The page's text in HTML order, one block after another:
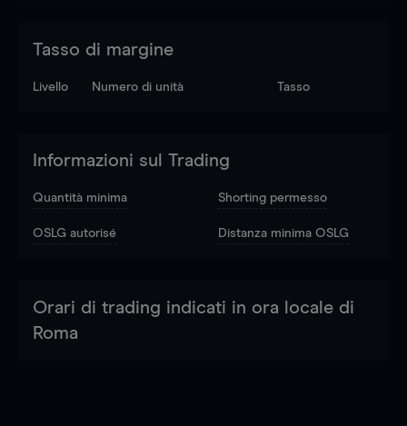
Tasso di margine
Livello Numero di unità Tasso
Informazioni sul Trading
Quantità minima Shorting permesso
OSLG autorisé Distanza minima OSLG
Orari di trading indicati in ora locale di
Roma